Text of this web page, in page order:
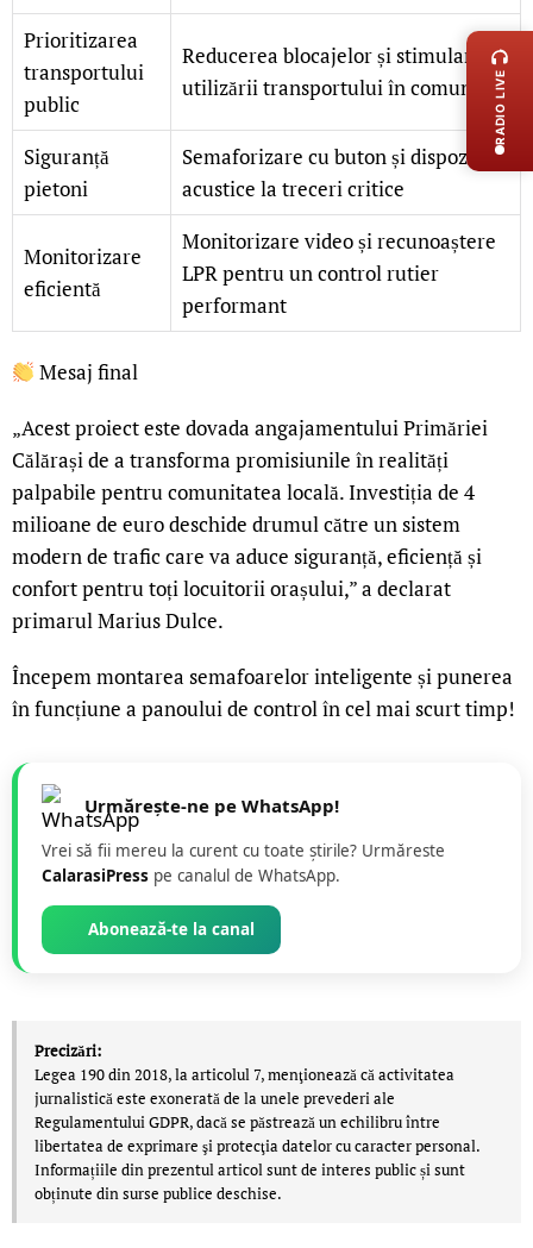
Prioritizarea
transportului
public
Reducerea blocajelor și stimularea
utilizării transportului în comun
Siguranță
pietoni
Semaforizare cu buton și dispozitive
acustice la treceri critice
Monitorizare
eficientă
Monitorizare video și recunoaștere
LPR pentru un control rutier
performant
Mesaj final
„Acest proiect este dovada angajamentului Primăriei
Călărași de a transforma promisiunile în realități
palpabile pentru comunitatea locală. Investiția de 4
milioane de euro deschide drumul către un sistem
modern de trafic care va aduce siguranță, eficiență și
confort pentru toți locuitorii orașului,” a declarat
primarul Marius Dulce.
Începem montarea semafoarelor inteligente și punerea
în funcțiune a panoului de control în cel mai scurt timp!
Urmărește-ne pe WhatsApp!
Vrei să fii mereu la curent cu toate știrile? Urmăreste
CalarasiPress pe canalul de WhatsApp.
Abonează-te la canal
Precizări:
Legea 190 din 2018, la articolul 7, menţionează că activitatea
jurnalistică este exonerată de la unele prevederi ale
Regulamentului GDPR, dacă se păstrează un echilibru între
libertatea de exprimare şi protecţia datelor cu caracter personal.
Informațiile din prezentul articol sunt de interes public și sunt
obținute din surse publice deschise.
LIVE
RADIO LIVE